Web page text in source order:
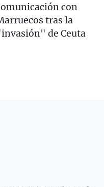
con
tras la
de Ceuta